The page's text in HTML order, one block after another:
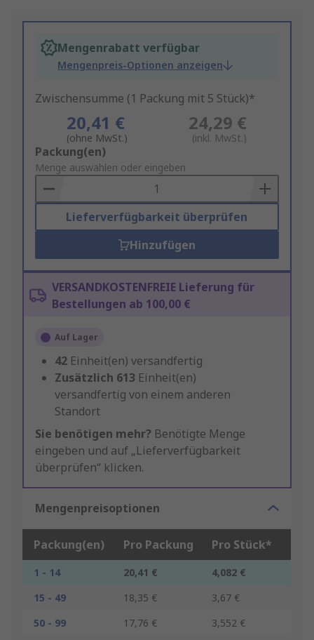
Mengenrabatt verfügbar
Mengenpreis-Optionen anzeigen
Zwischensumme (1 Packung mit 5 Stück)*
20,41 €
(ohne MwSt.)
24,29 €
(inkl. MwSt.)
Add
to
Basket
Packung(en)
Menge auswählen oder eingeben
Lieferverfügbarkeit überprüfen
Hinzufügen
VERSANDKOSTENFREIE Lieferung für
Bestellungen ab 100,00 €
Auf Lager
42 Einheit(en) versandfertig
Zusätzlich 613 Einheit(en)
versandfertig von einem anderen
Standort
Sie benötigen mehr? Benötigte Menge
eingeben und auf „Lieferverfügbarkeit
überprüfen“ klicken.
Mengenpreisoptionen
Packung(en) Pro Packung Pro Stück*
1 - 14 20,41 €
4,082 €
15 - 49
18,35 €
3,67 €
50 - 99
17,76 €
3,552 €